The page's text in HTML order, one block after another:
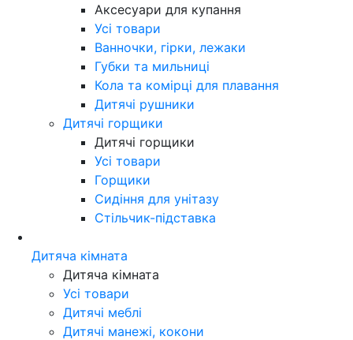
Аксесуари для купання
Усі товари
Ванночки, гірки, лежаки
Губки та мильниці
Кола та комірці для плавання
Дитячі рушники
Дитячі горщики
Дитячі горщики
Усі товари
Горщики
Сидіння для унітазу
Стільчик-підставка
Дитяча кімната
Дитяча кімната
Усі товари
Дитячі меблі
Дитячі манежі, кокони